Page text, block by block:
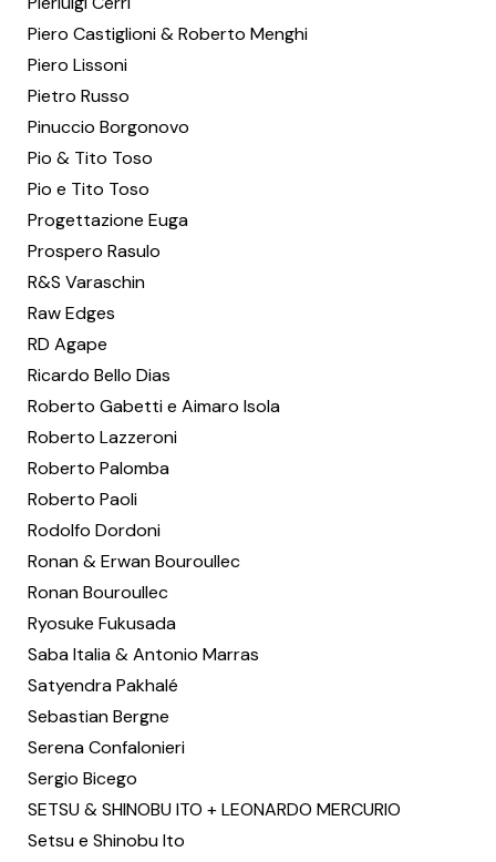
Piero Castiglioni & Roberto Menghi
Piero Lissoni
Pietro Russo
Pinuccio Borgonovo
Pio & Tito Toso
Pio e Tito Toso
Progettazione Euga
Prospero Rasulo
R&S Varaschin
Raw Edges
RD Agape
Ricardo Bello Dias
Roberto Gabetti e Aimaro Isola
Roberto Lazzeroni
Roberto Palomba
Roberto Paoli
Rodolfo Dordoni
Ronan & Erwan Bouroullec
Ronan Bouroullec
Ryosuke Fukusada
Saba Italia & Antonio Marras
Satyendra Pakhalé
Sebastian Bergne
Serena Confalonieri
Sergio Bicego
SETSU & SHINOBU ITO + LEONARDO MERCURIO
Setsu e Shinobu Ito